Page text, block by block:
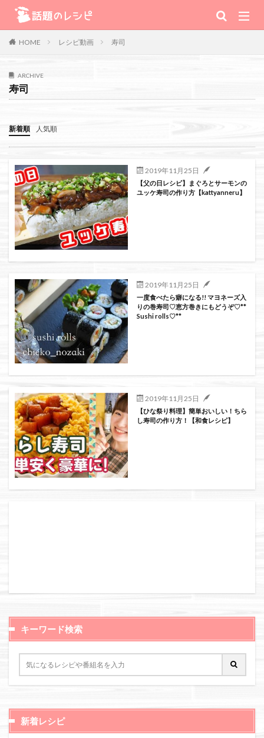
HOME レシピ動画 寿司
ARCHIVE
寿司
新着順 人気順
2019年11月25日
【父の日レシピ】まぐろとサーモンの
ユッケ寿司の作り方【kattyanneru】
2019年11月25日
一度食べたら癖になる!! マヨネーズ入
りの巻寿司♡恵方巻きにもどうぞ♡**
Sushi rolls♡**
2019年11月25日
【ひな祭り料理】簡単おいしい！ちら
し寿司の作り方！【和食レシピ】
キーワード検索
新着レシピ
キーワード
肉
TV番組
throw an Error in a future version of PHP) in
/home/xs111inc/wadai.info/public_html/wp-content/themes/the-
thor-child/searchform-refine.php
絞り込み検索